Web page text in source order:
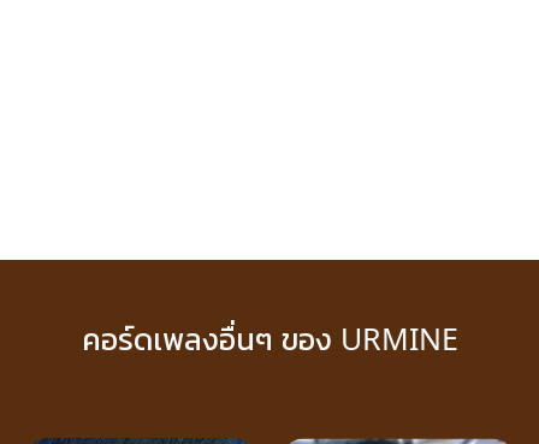
คอร์ดเพลงอื่นๆ ของ URMINE